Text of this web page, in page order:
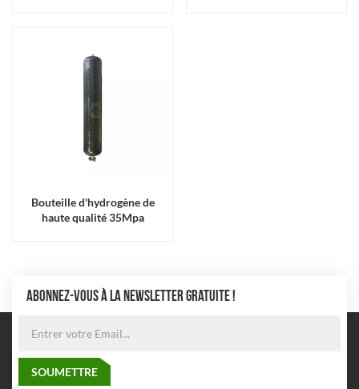
Bouteille d'hydrogène de
haute qualité 35Mpa
ABONNEZ-VOUS À LA NEWSLETTER GRATUITE !